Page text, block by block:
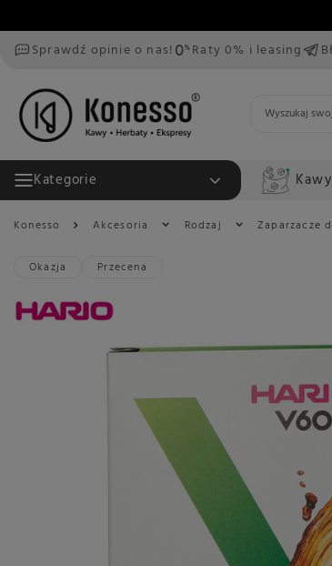
Sprawdź opinie o nas!
Raty 0% i leasing
Kategorie Kawy
Konesso Akcesoria Rodzaj Zaparzacze
Okazja Przecena